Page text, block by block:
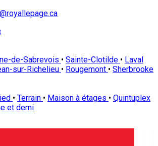
de-Sabrevois • Sainte-Clotilde • Laval
sur-Richelieu • Rougemont • Sherbrooke
• Terrain • Maison à étages • Quintuplex
et demi